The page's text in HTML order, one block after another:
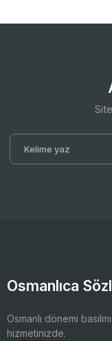
Osmanlıca
Osmanlı dönemi
hizmetinizde.